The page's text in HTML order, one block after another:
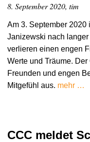
8. September 2020, tim
Am 3. September 2020
Janizewski nach
verlieren einen engen
Werte und Träume.
Freunden und engen
Mitgefühl aus. mehr …
CCC meldet